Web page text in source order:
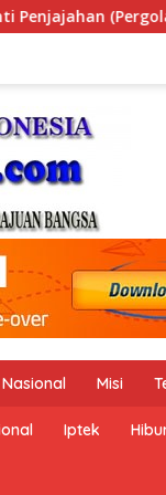
&
Nasional Misi
Iptek